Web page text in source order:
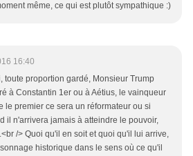
même, ce qui est plutôt sympathique :)
16:40
toute proportion gardé, Monsieur Trump
à Constantin 1er ou à Aétius, le vainqueur
le premier ce sera un réformateur ou si
il n'arrivera jamais à atteindre le pouvoir,
/> Quoi qu'il en soit et quoi qu'il lui arrive,
historique dans le sens où ce qu'il